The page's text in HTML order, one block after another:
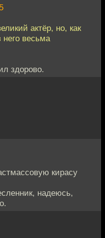
актёр, но, как
весьма
здорово.
кирасу
надеюсь,